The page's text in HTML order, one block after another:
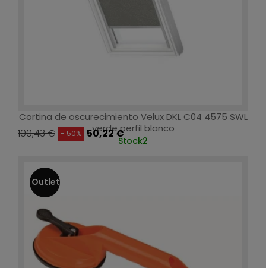
Cortina de oscurecimiento Velux DKL C04 4575 SWL
verde perfil blanco
100,43 € - 50% 50,22 €
Stock2
Outlet